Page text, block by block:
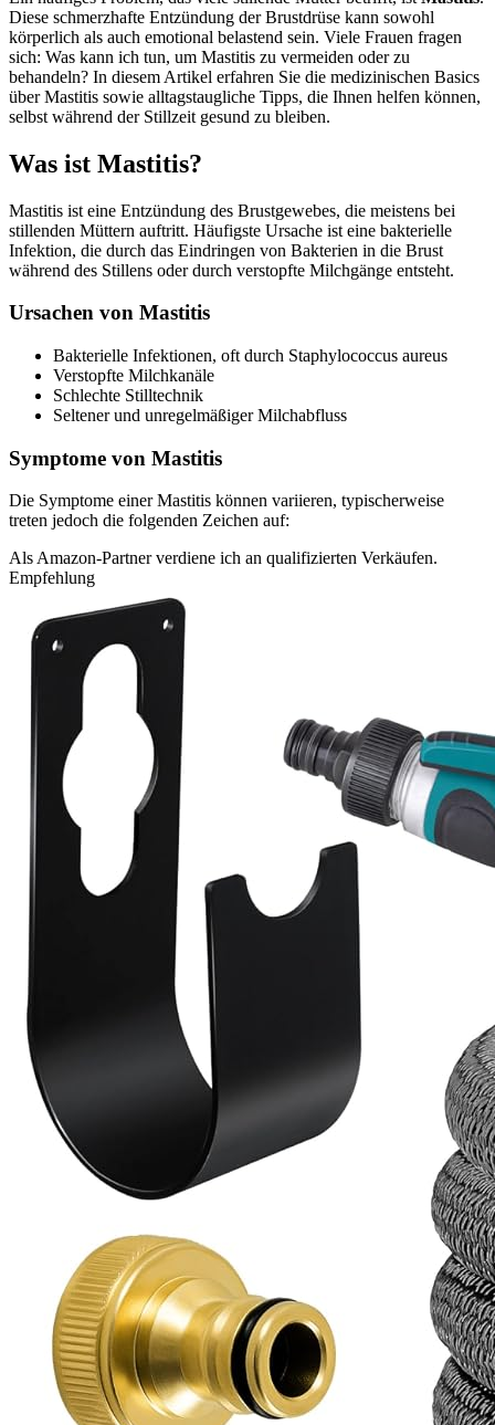
Diese schmerzhafte Entzündung der Brustdrüse kann sowohl
körperlich als auch emotional belastend sein. Viele Frauen fragen
sich: Was kann ich tun, um Mastitis zu vermeiden oder zu
behandeln? In diesem Artikel erfahren Sie die medizinischen Basics
über Mastitis sowie alltagstaugliche Tipps, die Ihnen helfen können,
selbst während der Stillzeit gesund zu bleiben.
Was ist Mastitis?
Mastitis ist eine Entzündung des Brustgewebes, die meistens bei
stillenden Müttern auftritt. Häufigste Ursache ist eine bakterielle
Infektion, die durch das Eindringen von Bakterien in die Brust
während des Stillens oder durch verstopfte Milchgänge entsteht.
Ursachen von Mastitis
Bakterielle Infektionen, oft durch Staphylococcus aureus
Verstopfte Milchkanäle
Schlechte Stilltechnik
Seltener und unregelmäßiger Milchabfluss
Symptome von Mastitis
Die Symptome einer Mastitis können variieren, typischerweise
treten jedoch die folgenden Zeichen auf:
Als Amazon-Partner verdiene ich an qualifizierten Verkäufen.
Empfehlung